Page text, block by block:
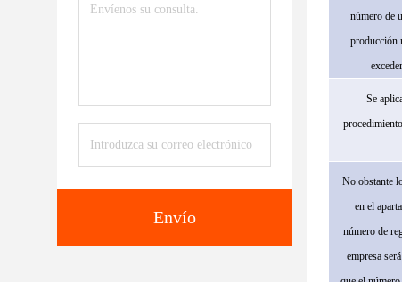
Envío
número de
producción
Se
No obstante
en el
número de
empresa